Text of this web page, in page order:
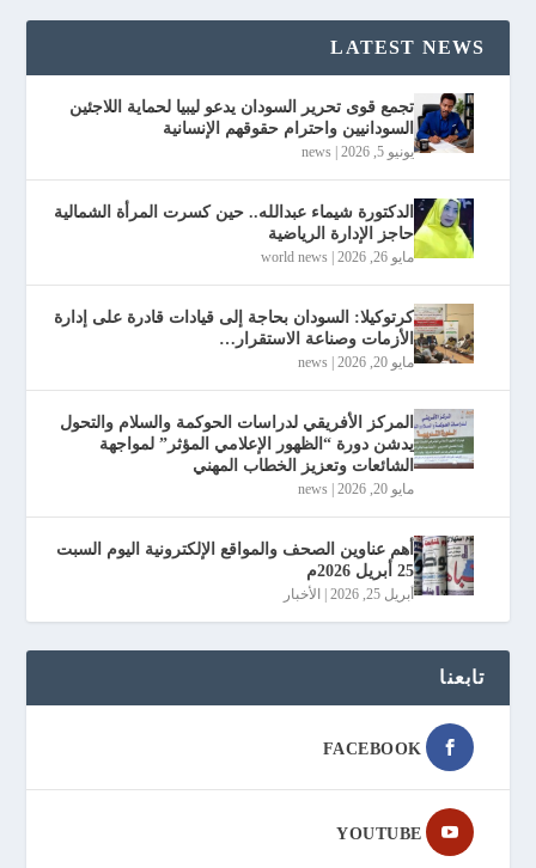
LATEST NEWS
تجمع قوى تحرير السودان يدعو ليبيا لحماية اللاجئين
السودانيين واحترام حقوقهم الإنسانية
يونيو 5, 2026 news
الدكتورة شيماء عبدالله.. حين كسرت المرأة الشمالية
حاجز الإدارة الرياضية
مايو 26, 2026 world news
كرتوكيلا: السودان بحاجة إلى قيادات قادرة على إدارة
الأزمات وصناعة الاستقرار…
مايو 20, 2026 news
المركز الأفريقي لدراسات الحوكمة والسلام والتحول
يدشن دورة “الظهور الإعلامي المؤثر” لمواجهة
الشائعات وتعزيز الخطاب المهني
مايو 20, 2026 news
أهم عناوين الصحف والمواقع الإلكترونية اليوم السبت
25 أبريل 2026م
أبريل 25, 2026 الأخبار
تابعنا
FACEBOOK
YOUTUBE